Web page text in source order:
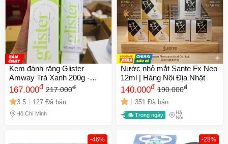
Kem đánh răng Glister
Amway Trà Xanh 200g -
Hương trà tự nhiên, kháng
khuẩn hiệu quả, bảo vệ sức
khỏe răng miệng
167.000đ 217.000đ
3.5 127 Đã bán
Hồ Chí Minh
Nước nhỏ mắt Sante Fx Neo
12ml | Hàng Nội Địa Nhật
140.000đ 190.000đ
351 Đã bán
Trong ngày
Hà
Nội
-46% -28%